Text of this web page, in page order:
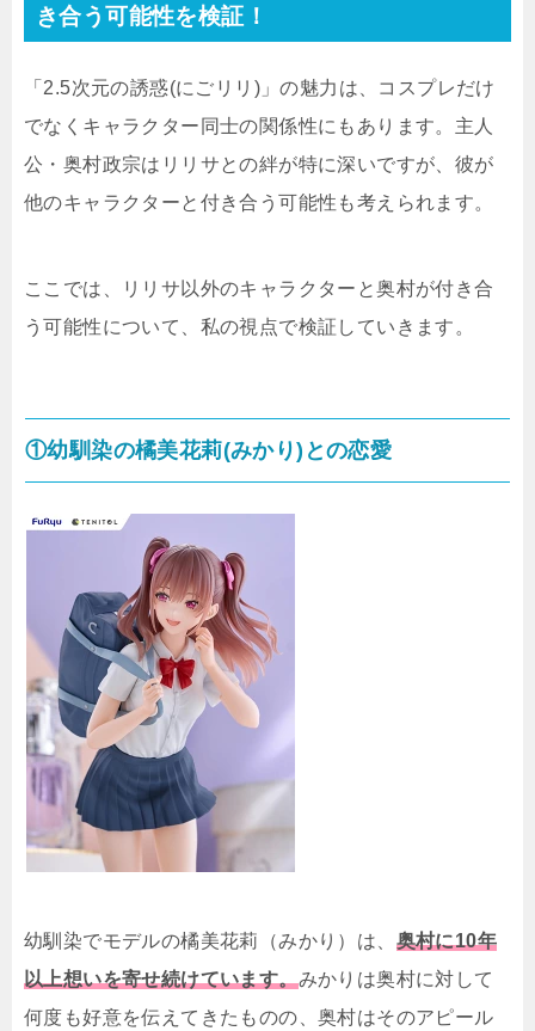
き合う可能性を検証！
「2.5次元の誘惑(にごリリ)」の魅力は、コスプレだけ
でなくキャラクター同士の関係性にもあります。主人
公・奥村政宗はリリサとの絆が特に深いですが、彼が
他のキャラクターと付き合う可能性も考えられます。
ここでは、リリサ以外のキャラクターと奥村が付き合
う可能性について、私の視点で検証していきます。
①幼馴染の橘美花莉(みかり)との恋愛
幼馴染でモデルの橘美花莉（みかり）は、 奥村に10年
以上想いを寄せ続けています。みかりは奥村に対して
何度も好意を伝えてきたものの、奥村はそのアピール